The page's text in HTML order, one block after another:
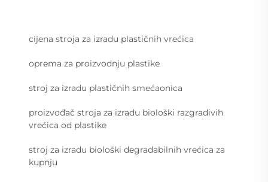
cijena stroja za izradu plastičnih vrećica
oprema za proizvodnju plastike
stroj za izradu plastičnih smećaonica
proizvođač stroja za izradu biološki razgradivih
vrećica od plastike
stroj za izradu biološki degradabilnih vrećica za
kupnju